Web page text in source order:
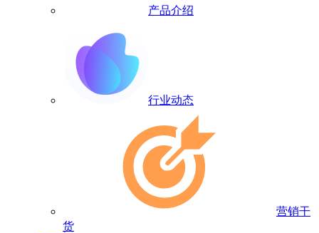
产品介绍
行业动态
营销干
货